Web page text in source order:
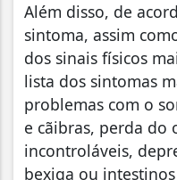
Além disso, de
sintoma, assim
dos sinais físicos
lista dos sintomas
problemas com o
e cãibras, perda do
incontroláveis,
bexiga ou